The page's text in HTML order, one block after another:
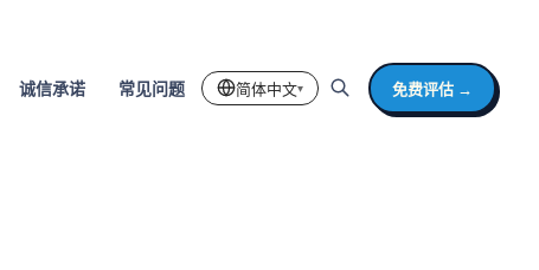
诚信承诺 常见问题 简体中文▾ 免费评估 →